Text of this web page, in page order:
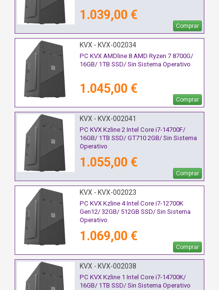
1.039,00 €
Comprar
KVX - KVX-002034
PC KVX AMDline 8 AMD Ryzen 7 8700G/
16GB/ 1TB SSD/ Sin Sistema Operativo
1.045,00 €
Comprar
KVX - KVX-002041
PC KVX Kzline 2 Intel Core i7-14700F/
16GB/ 1TB SSD/ GT710 2GB/ Sin Sistema
Operativo
1.055,00 €
Comprar
KVX - KVX-002023
PC KVX Kzline 4 Intel Core i7-12700K
Gen12/ 32GB/ 512GB SSD/ Sin Sistema
Operativo
1.069,00 €
Comprar
KVX - KVX-002038
PC KVX Kzline 1 Intel Core i7-14700K/
16GB/ 1TB SSD/ Sin Sistema Operativo